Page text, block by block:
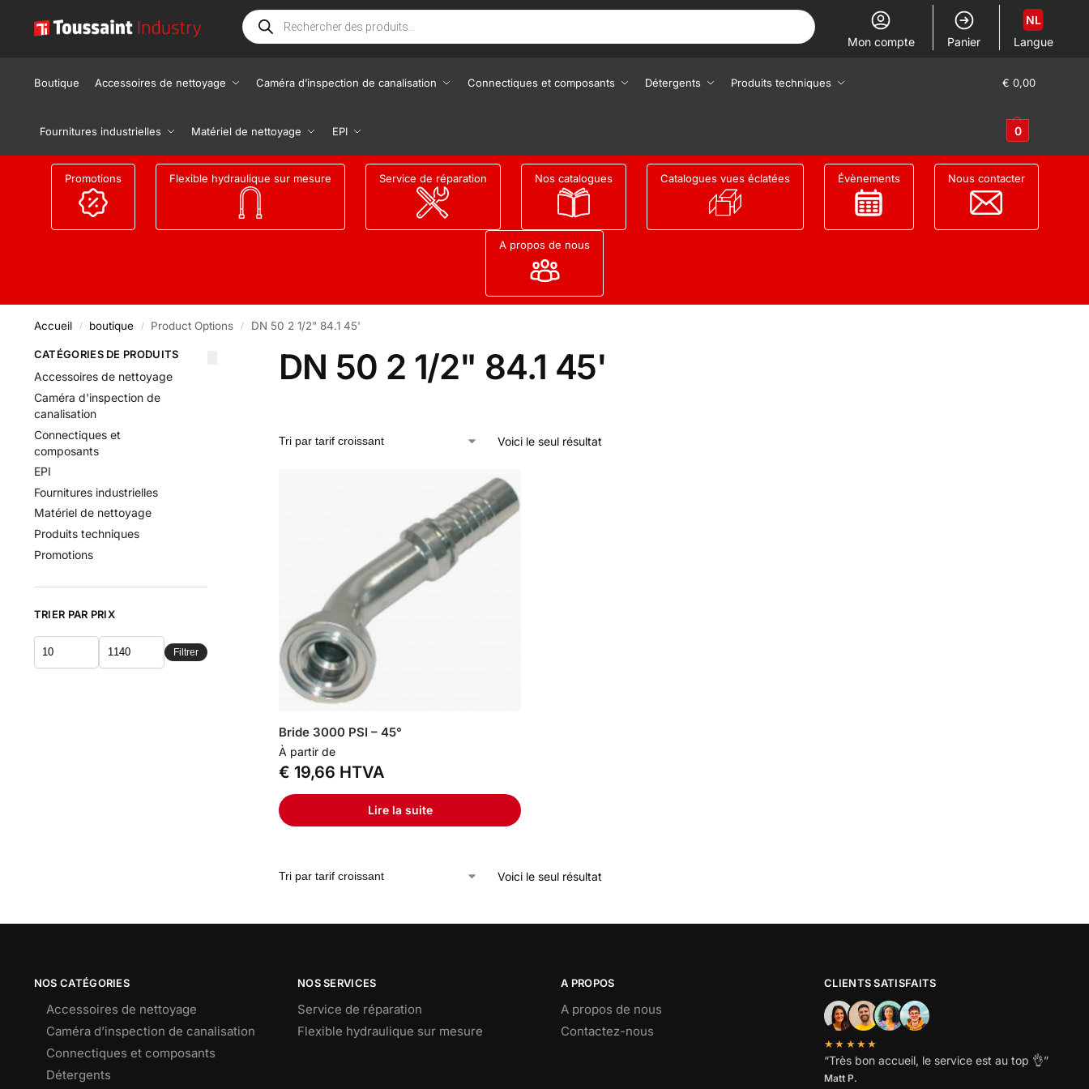
Mon compte Panier Langue
NL
Boutique Accessoires de nettoyage Caméra d’inspection de canalisation Connectiques et composants Détergents Produits techniques
Fournitures industrielles Matériel de nettoyage EPI
€ 0,00
0
Promotions Flexible hydraulique sur mesure Service de réparation Nos catalogues Catalogues vues éclatées Évènements Nous contacter
A propos de nous
Accueil / boutique / Product Options / DN 50 2 1/2" 84.1 45'
DN 50 2 1/2" 84.1 45'
Voici le seul résultat
Bride 3000 PSI – 45°
À partir de
€ 19,66 HTVA
Lire la suite
Voici le seul résultat
CATÉGORIES DE PRODUITS
Accessoires de nettoyage
Caméra d'inspection de
canalisation
Connectiques et
composants
EPI
Fournitures industrielles
Matériel de nettoyage
Produits techniques
Promotions
TRIER PAR PRIX
Filtrer
NOS CATÉGORIES
Accessoires de nettoyage
Caméra d’inspection de canalisation
Connectiques et composants
Détergents
NOS SERVICES
Service de réparation
Flexible hydraulique sur mesure
A PROPOS
A propos de nous
Contactez-nous
CLIENTS SATISFAITS
★★★★★
“Très bon accueil, le service est au top 👌”
Matt P.